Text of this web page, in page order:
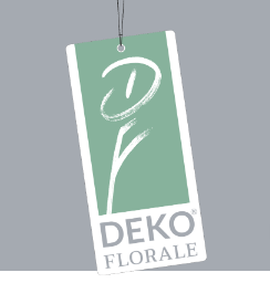
Gå til hovednavigasjon